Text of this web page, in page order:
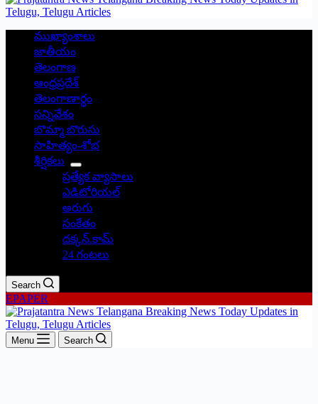
ముఖ్యాంశాలు
జాతీయం
తెలంగాణ
ఆంధ్రప్రదేశ్
తెలంగాణార్థం
సన్నివేశం
బొమ్మా బొరుసు
సాహిత్యం-శోభ
శీర్షికలు
ప్రత్యేక వ్యాసాలు
ఎడిటోరియల్
అరుగు
సంకేతం
దక్కన్.కామ్
24 గంటలు
Search
EPAPER
Menu Search